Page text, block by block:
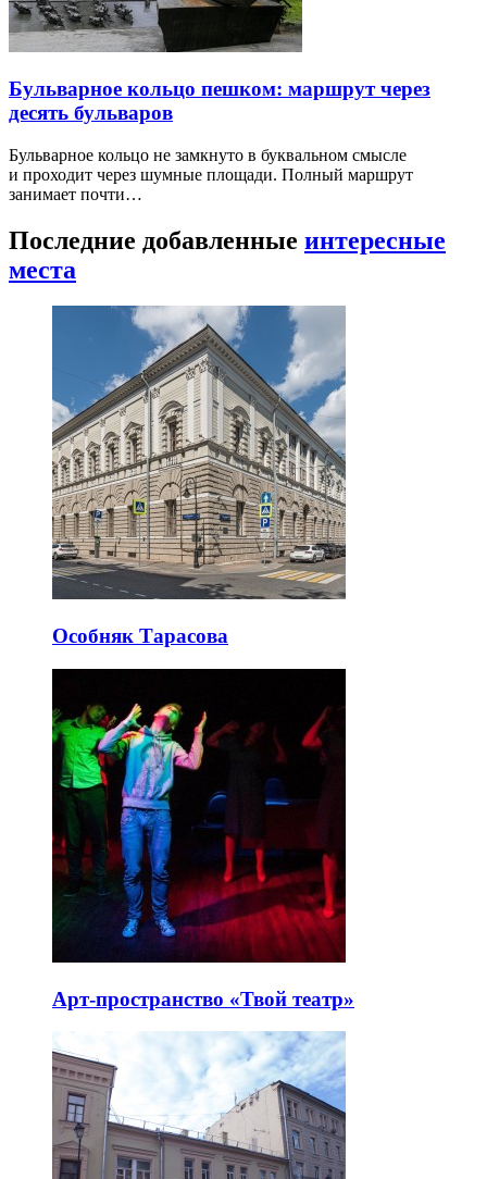
Бульварное кольцо пешком: маршрут через
десять бульваров
Бульварное кольцо не замкнуто в буквальном смысле
и проходит через шумные площади. Полный маршрут
занимает почти…
Последние добавленные интересные
места
Особняк Тарасова
Арт-пространство «Твой театр»